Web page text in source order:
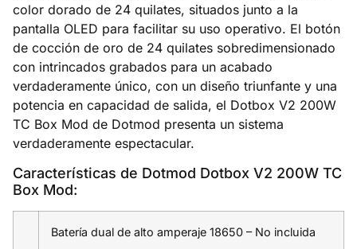
color dorado de 24 quilates, situados junto a la
pantalla OLED para facilitar su uso operativo. El botón
de cocción de oro de 24 quilates sobredimensionado
con intrincados grabados para un acabado
verdaderamente único, con un diseño triunfante y una
potencia en capacidad de salida, el Dotbox V2 200W
TC Box Mod de Dotmod presenta un sistema
verdaderamente espectacular.
Características de Dotmod Dotbox V2 200W TC
Box Mod:
Batería dual de alto amperaje 18650 – No incluida